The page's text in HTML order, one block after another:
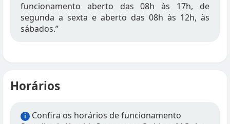
funcionamento aberto das 08h às 17h, de
segunda a sexta e aberto das 08h às 12h, às
sábados.”
Horários
i
Confira os horários de funcionamento